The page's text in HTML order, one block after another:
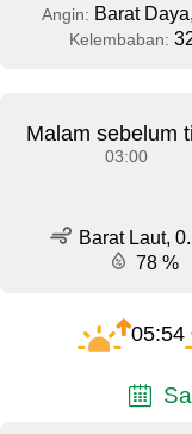
Angin: Barat
Kelembaban:
Malam sebelum
03:00
Barat Laut,
78 %
05:54